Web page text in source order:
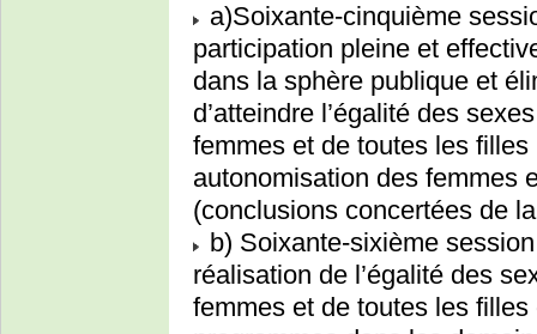
a)Soixante-cinquième
participation pleine et
dans la sphère publique et
d’atteindre l’égalité des
femmes et de toutes les filles
autonomisation des femmes
(conclusions concertées de
b) Soixante-sixième
réalisation de l’égalité des
femmes et de toutes les